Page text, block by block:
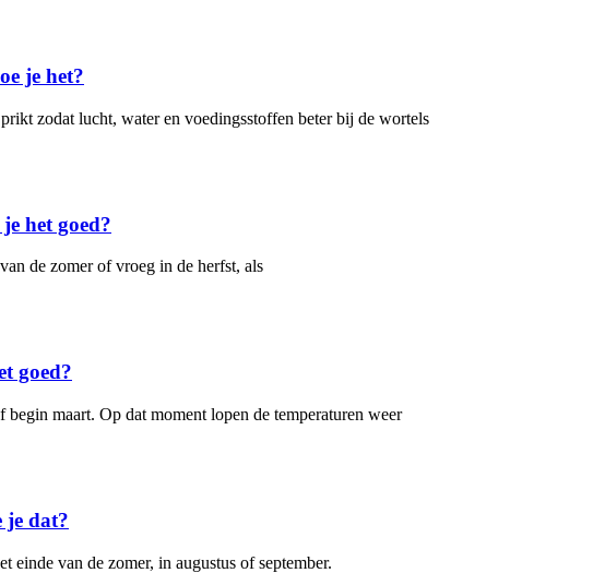
je het?
zodat lucht, water en voedingsstoffen beter bij de wortels
het goed?
de zomer of vroeg in de herfst, als
goed?
begin maart. Op dat moment lopen de temperaturen weer
je dat?
einde van de zomer, in augustus of september.